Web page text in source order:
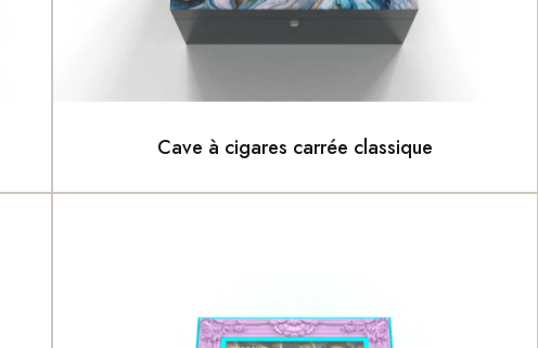
Cave à cigares carrée classique